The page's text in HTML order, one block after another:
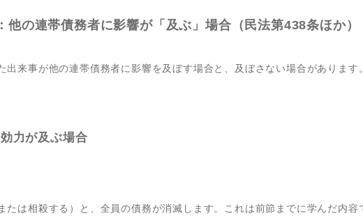
の連帯債務者に影響が「及ぶ」場合（民法第438条ほか）
出来事が他の連帯債務者に影響を及ぼす場合と、及ぼさない場合がありま
力が及ぶ場合
たは相殺する）と、全員の債務が消滅します。これは前節までに学んだ内容